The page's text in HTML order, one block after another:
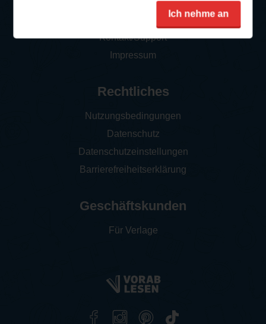
Ich nehme an
Newsletter abonnieren
Kontakt/Support
Impressum
Rechtliches
Nutzungsbedingungen
Datenschutz
Datenschutzeinstellungen
Barrierefreiheitserklärung
Geschäftskunden
Für Verlage